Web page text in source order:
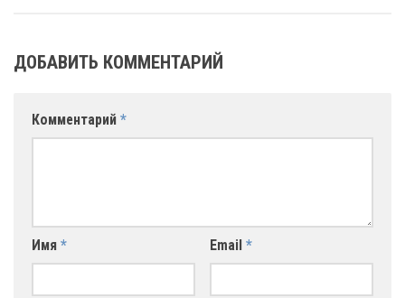
ДОБАВИТЬ КОММЕНТАРИЙ
Комментарий *
Имя * Email *